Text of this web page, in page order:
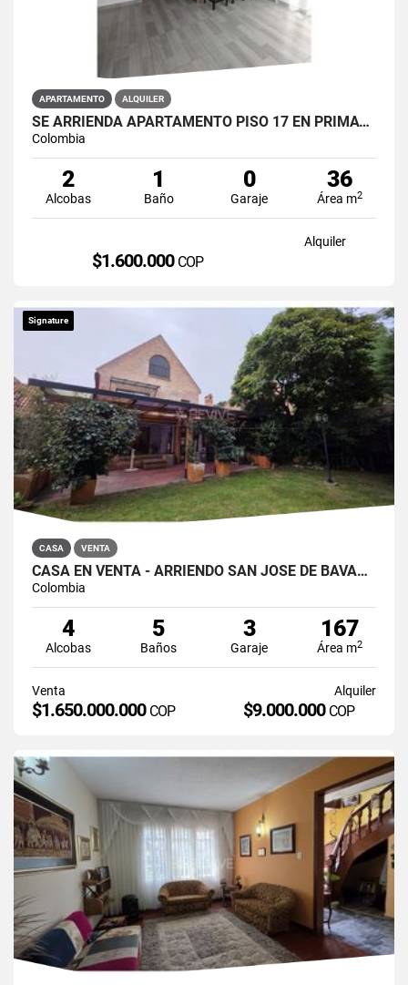
APARTAMENTO ALQUILER
SE ARRIENDA APARTAMENTO PISO 17 EN PRIMAVERA 6-39 PUENTE ARANDA
Colombia
2
Alcobas
1
Baño
0
Garaje
36
Área m2
Alquiler
$1.600.000 COP
Signature
CASA VENTA
CASA EN VENTA - ARRIENDO SAN JOSÉ DE BAVARIA
Colombia
4
Alcobas
5
Baños
3
Garaje
167
Área m2
Venta
$1.650.000.000 COP
Alquiler
$9.000.000 COP